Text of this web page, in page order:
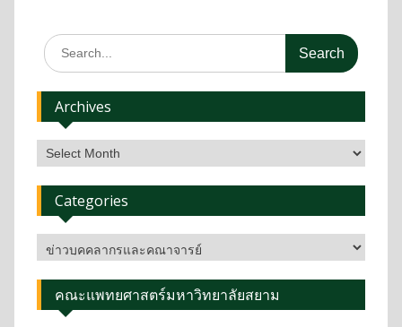
Archives
Categories
คณะแพทยศาสตร์มหาวิทยาลัยสยาม